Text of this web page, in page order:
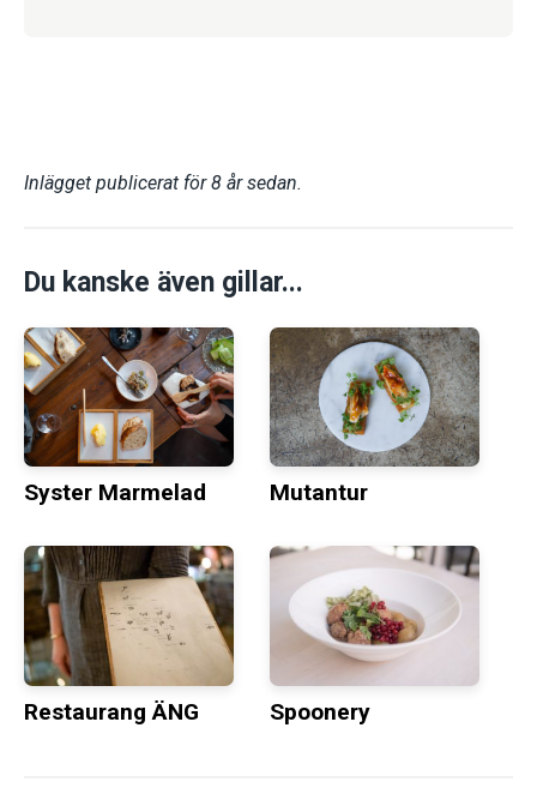
Inlägget publicerat för 8 år sedan.
Du kanske även gillar...
Syster Marmelad Mutantur
Restaurang ÄNG Spoonery